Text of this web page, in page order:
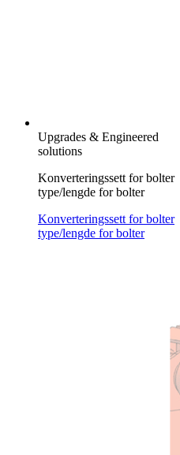
Upgrades & Engineered
solutions
Konverteringssett for bolter
type/lengde for bolter
Konverteringssett for bolter
type/lengde for bolter